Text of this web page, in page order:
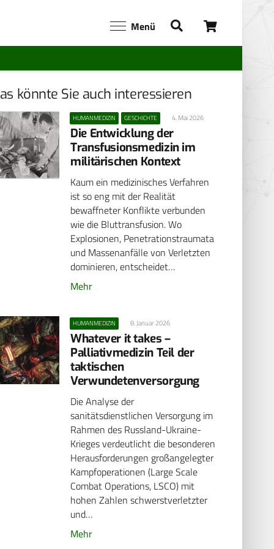
Menü
könnte Sie auch interessieren
HUMANMEDIZIN GESCHICHTE 4. Mai 2026
Die Entwicklung der
Transfusionsmedizin im
militärischen Kontext
Kaum ein medizinisches Verfahren
ist so eng mit der Realität
bewaffneter Konflikte verbunden
wie die Bluttransfusion. Wo
Explosionen, Penetrationstraumata
und Massenanfälle von Verletzten
dominieren, entscheidet…
Mehr
HUMANMEDIZIN 8. Januar 2026
Whatever it takes –
Palliativmedizin Teil der
taktischen
Verwundetenversorgung
Die Analyse der
sanitätsdienstlichen Versorgung im
Rahmen des Russland-Ukraine-
Krieges verdeutlicht die besonderen
Herausforderungen großangelegter
Kampfoperationen (Large Scale
Combat Operations, LSCO) mit
hohen Zahlen schwerstverletzter
und…
Mehr